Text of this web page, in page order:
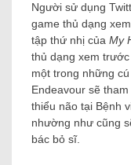
Người sử dụng
game thủ dạng
tập thứ nhị của My
thủ dạng xem
một trong những
Endeavour sẽ
thiểu não tại Bệnh
nhường như cũng
bác bỏ sĩ.